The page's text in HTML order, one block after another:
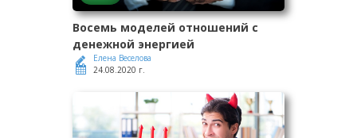
Восемь моделей отношений с
денежной энергией
Елена Веселова
24.08.2020 г.